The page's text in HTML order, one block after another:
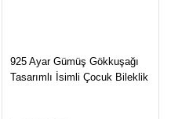
925 Ayar Gümüş Gökkuşağı
Tasarımlı İsimli Çocuk Bileklik